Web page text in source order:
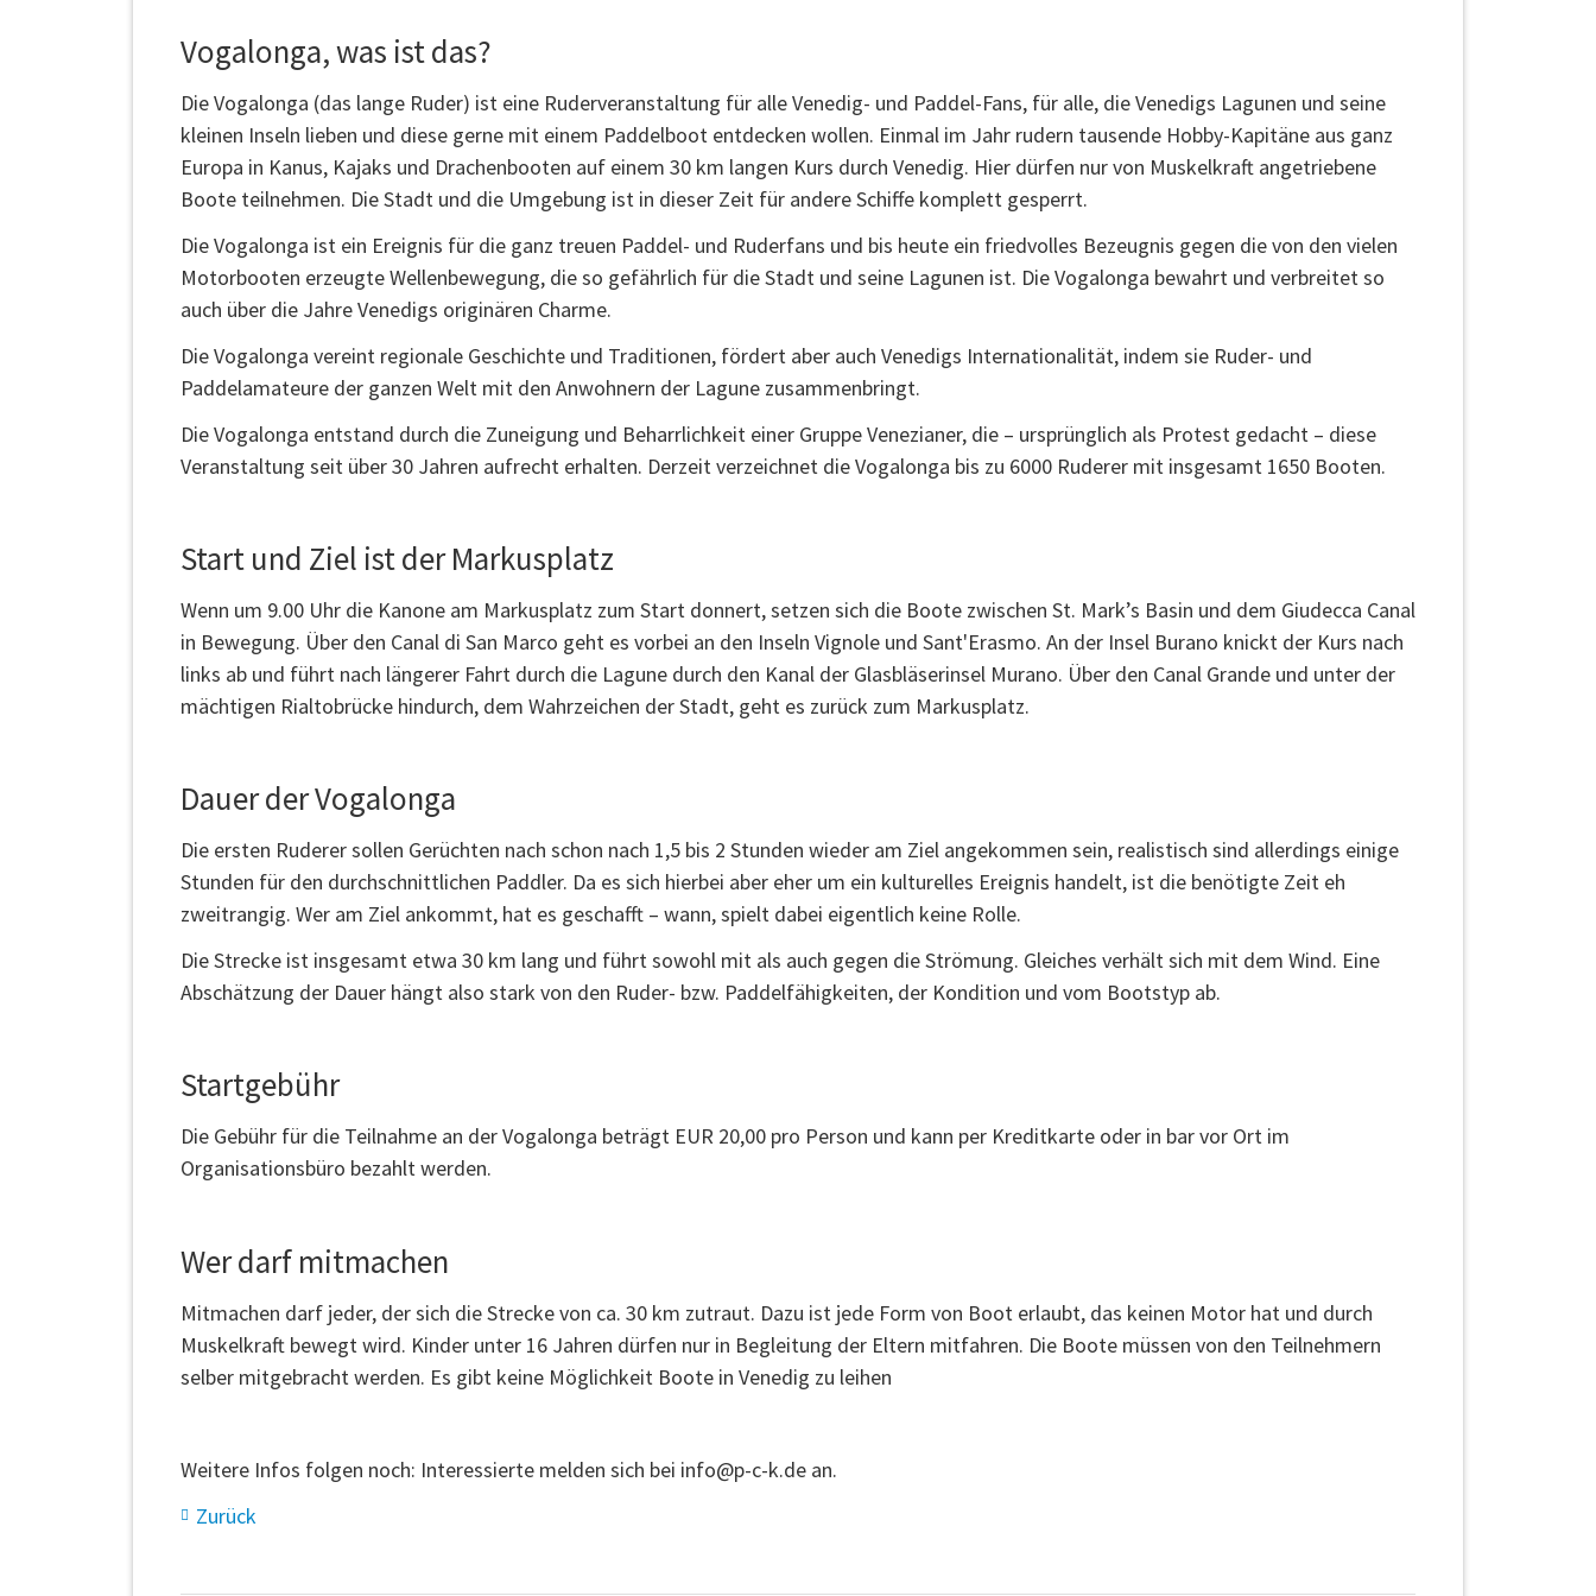
Vogalonga, was ist das?
Die Vogalonga (das lange Ruder) ist eine Ruderveranstaltung für alle Venedig- und Paddel-Fans, für alle, die Venedigs Lagunen und seine
kleinen Inseln lieben und diese gerne mit einem Paddelboot entdecken wollen. Einmal im Jahr rudern tausende Hobby-Kapitäne aus ganz
Europa in Kanus, Kajaks und Drachenbooten auf einem 30 km langen Kurs durch Venedig. Hier dürfen nur von Muskelkraft angetriebene
Boote teilnehmen. Die Stadt und die Umgebung ist in dieser Zeit für andere Schiffe komplett gesperrt.
Die Vogalonga ist ein Ereignis für die ganz treuen Paddel- und Ruderfans und bis heute ein friedvolles Bezeugnis gegen die von den vielen
Motorbooten erzeugte Wellenbewegung, die so gefährlich für die Stadt und seine Lagunen ist. Die Vogalonga bewahrt und verbreitet so
auch über die Jahre Venedigs originären Charme.
Die Vogalonga vereint regionale Geschichte und Traditionen, fördert aber auch Venedigs Internationalität, indem sie Ruder- und
Paddelamateure der ganzen Welt mit den Anwohnern der Lagune zusammenbringt.
Die Vogalonga entstand durch die Zuneigung und Beharrlichkeit einer Gruppe Venezianer, die – ursprünglich als Protest gedacht – diese
Veranstaltung seit über 30 Jahren aufrecht erhalten. Derzeit verzeichnet die Vogalonga bis zu 6000 Ruderer mit insgesamt 1650 Booten.
Start und Ziel ist der Markusplatz
Wenn um 9.00 Uhr die Kanone am Markusplatz zum Start donnert, setzen sich die Boote zwischen St. Mark’s Basin und dem Giudecca Canal
in Bewegung. Über den Canal di San Marco geht es vorbei an den Inseln Vignole und Sant'Erasmo. An der Insel Burano knickt der Kurs nach
links ab und führt nach längerer Fahrt durch die Lagune durch den Kanal der Glasbläserinsel Murano. Über den Canal Grande und unter der
mächtigen Rialtobrücke hindurch, dem Wahrzeichen der Stadt, geht es zurück zum Markusplatz.
Dauer der Vogalonga
Die ersten Ruderer sollen Gerüchten nach schon nach 1,5 bis 2 Stunden wieder am Ziel angekommen sein, realistisch sind allerdings einige
Stunden für den durchschnittlichen Paddler. Da es sich hierbei aber eher um ein kulturelles Ereignis handelt, ist die benötigte Zeit eh
zweitrangig. Wer am Ziel ankommt, hat es geschafft – wann, spielt dabei eigentlich keine Rolle.
Die Strecke ist insgesamt etwa 30 km lang und führt sowohl mit als auch gegen die Strömung. Gleiches verhält sich mit dem Wind. Eine
Abschätzung der Dauer hängt also stark von den Ruder- bzw. Paddelfähigkeiten, der Kondition und vom Bootstyp ab.
Startgebühr
Die Gebühr für die Teilnahme an der Vogalonga beträgt EUR 20,00 pro Person und kann per Kreditkarte oder in bar vor Ort im
Organisationsbüro bezahlt werden.
Wer darf mitmachen
Mitmachen darf jeder, der sich die Strecke von ca. 30 km zutraut. Dazu ist jede Form von Boot erlaubt, das keinen Motor hat und durch
Muskelkraft bewegt wird. Kinder unter 16 Jahren dürfen nur in Begleitung der Eltern mitfahren. Die Boote müssen von den Teilnehmern
selber mitgebracht werden. Es gibt keine Möglichkeit Boote in Venedig zu leihen
Weitere Infos folgen noch: Interessierte melden sich bei info@p-c-k.de an.
Zurück